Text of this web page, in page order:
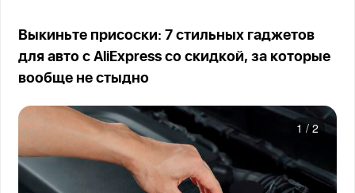
Выкиньте присоски: 7 стильных гаджетов
для авто с AliExpress со скидкой, за которые
вообще не стыдно
1 / 2